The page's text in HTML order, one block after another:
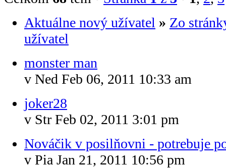
Aktuálne nový užívatel » Zo
užívatel
monster man
v Ned Feb 06, 2011 10:33 am
joker28
v Str Feb 02, 2011 3:01 pm
Nováčik v posilňovni - potrebuje
v Pia Jan 21, 2011 10:56 pm